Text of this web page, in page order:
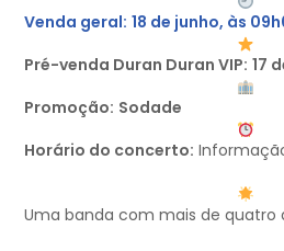
Venda geral: 18 de junho, às
Pré-venda Duran Duran VIP: 17
Promoção: Sodade
Horário do concerto:
Uma banda com mais de quatro